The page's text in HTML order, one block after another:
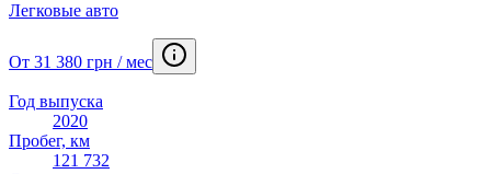
Легковые авто
От 31 380 грн / мес
Год выпуска
2020
Пробег, км
121 732